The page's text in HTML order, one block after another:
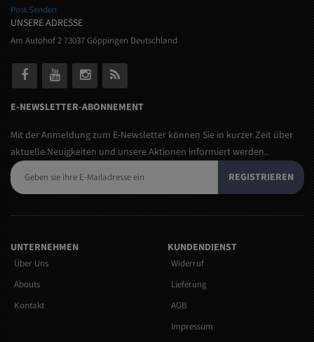
Post Senden
UNSERE ADRESSE
Am Autohof 2 73037 Göppingen Deutschland
E-NEWSLETTER-ABONNEMENT
Mit der Anmeldung zum E-Newsletter können Sie in kurzer Zeit über
aktuelle Neuigkeiten und unsere Aktionen informiert werden..
REGISTRIEREN
UNTERNEHMEN
Über Uns
Abouts
Kontakt
KUNDENDIENST
Widerruf
Lieferung
AGB
Impressum